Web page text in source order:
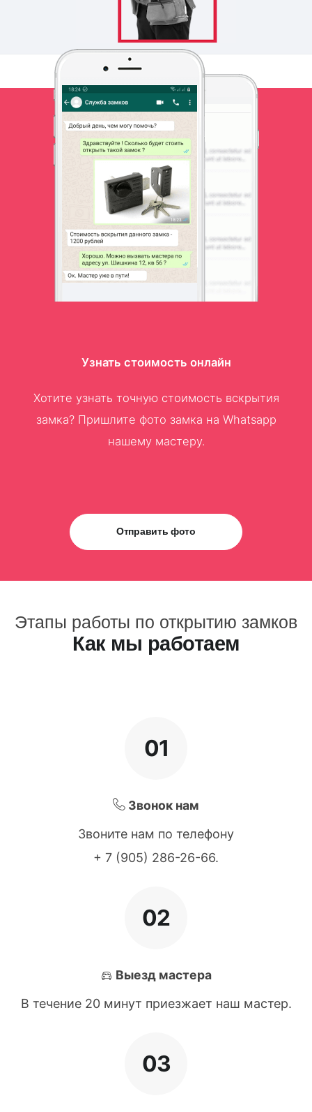
Узнать стоимость онлайн
Хотите узнать точную стоимость вскрытия
замка? Пришлите фото замка на Whatsapp
нашему мастеру.
Отправить фото
Этапы работы по открытию замков
Как мы работаем
01
Звонок нам
Звоните нам по телефону
+ 7 (905) 286-26-66.
02
Выезд мастера
В течение 20 минут приезжает наш мастер.
03